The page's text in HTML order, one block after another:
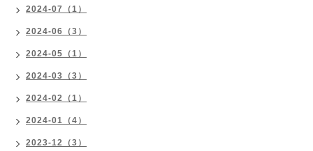
2024-07（1）
2024-06（3）
2024-05（1）
2024-03（3）
2024-02（1）
2024-01（4）
2023-12（3）